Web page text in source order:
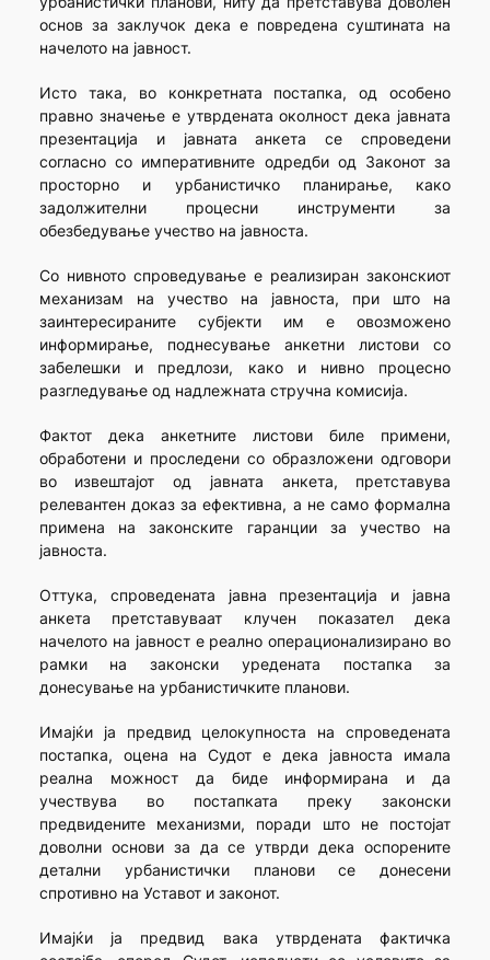
основ за заклучок дека е повредена суштината на
начелото на јавност.
Исто така, во конкретната постапка, од особено
правно значење е утврдената околност дека јавната
презентација и јавната анкета се спроведени
согласно со императивните одредби од Законот за
просторно и урбанистичко планирање, како
задолжителни процесни инструменти за
обезбедување учество на јавноста.
Со нивното спроведување е реализиран законскиот
механизам на учество на јавноста, при што на
заинтересираните субјекти им е овозможено
информирање, поднесување анкетни листови со
забелешки и предлози, како и нивно процесно
разгледување од надлежната стручна комисија.
Фактот дека анкетните листови биле примени,
обработени и проследени со образложени одговори
во извештајот од јавната анкета, претставува
релевантен доказ за ефективна, а не само формална
примена на законските гаранции за учество на
јавноста.
Оттука, спроведената јавна презентација и јавна
анкета претставуваат клучен показател дека
начелото на јавност е реално операционализирано во
рамки на законски уредената постапка за
донесување на урбанистичките планови.
Имајќи ја предвид целокупноста на спроведената
постапка, оцена на Судот е дека јавноста имала
реална можност да биде информирана и да
учествува во постапката преку законски
предвидените механизми, поради што не постојат
доволни основи за да се утврди дека оспорените
детални урбанистички планови се донесени
спротивно на Уставот и законот.
Имајќи ја предвид вака утврдената фактичка